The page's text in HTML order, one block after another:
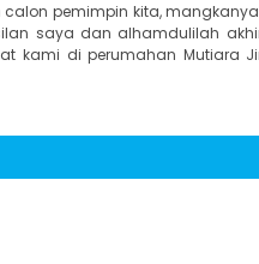
pemimpin kita,
saya dan alhamdulilah
kami di perumahan Mutiara